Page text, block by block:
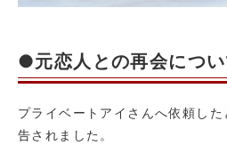
●元恋人との再会につ
プライベートアイさんへ依頼し
告されました。